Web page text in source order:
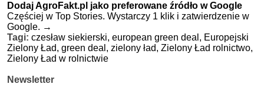
Dodaj AgroFakt.pl jako preferowane źródło w Google
Częściej w Top Stories. Wystarczy 1 klik i zatwierdzenie w
Google. →
Tagi: czesław siekierski, european green deal, Europejski
Zielony Ład, green deal, zielony ład, Zielony Ład rolnictwo,
Zielony Ład w rolnictwie
Newsletter